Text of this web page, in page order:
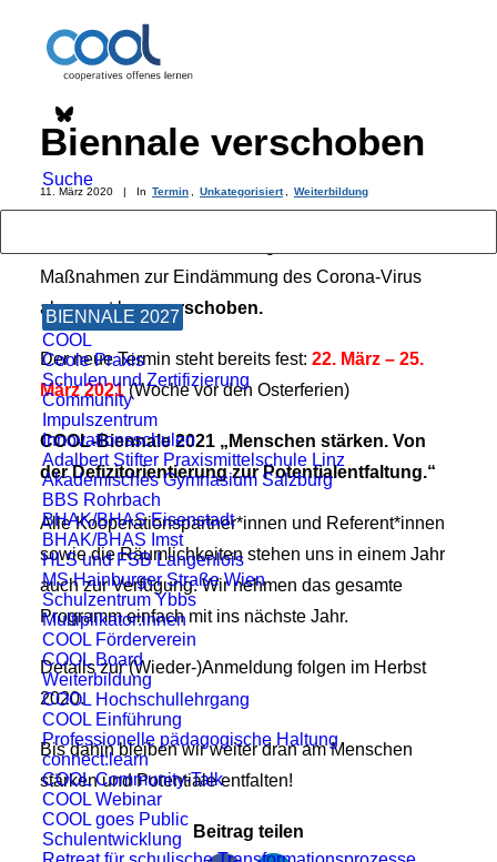
Suche
BIENNALE 2027
COOL
Coole Praxis
Schulen und Zertifizierung
Community
Impulszentrum
Innovationsschulen
Adalbert Stifter Praxismittelschule Linz
Akademisches Gymnasium Salzburg
BBS Rohrbach
BHAK/BHAS Eisenstadt
BHAK/BHAS Imst
HLS und FSB Langenlois
MS Hainburger Straße Wien
Schulzentrum Ybbs
Multiplikator:innen
COOL Förderverein
COOL Board
Weiterbildung
COOL Hochschullehrgang
COOL Einführung
Professionelle pädagogische Haltung
connect:learn
COOL Community-Talk
COOL Webinar
COOL goes Public
Schulentwicklung
Biennale verschoben
11. März 2020 | In Termin Unkategorisiert Weiterbildung
Maßnahmen zur Eindämmung des Corona-Virus
abgesagt bzw.verschoben.
Der neue Termin steht bereits fest: 22. März – 25.
März 2021(Woche vor den Osterferien)
COOL-Biennale 2021 „Menschen stärken. Von
der Defizitorientierung zur Potentialentfaltung.“
Alle Kooperationspartner*innen und Referent*innen
sowie die Räumlichkeiten stehen uns in einem Jahr
auch zur Verfügung. Wir nehmen das gesamte
Programm einfach mit ins nächste Jahr.
Details zur (Wieder-)Anmeldung folgen im Herbst
2020.
Bis dahin bleiben wir weiter dran am Menschen
stärken und Potentiale entfalten!
Beitrag teilen